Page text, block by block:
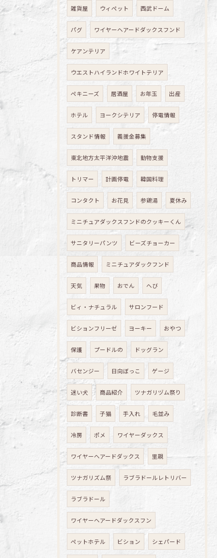
雑貨屋 ウィペット 西武ドーム
パグ ワイヤーヘアードダックスフンド
ケアンテリア
ウエストハイランドホワイトテリア
ペキニーズ 居酒屋 お年玉 出産
ホテル ヨークシテリア 停電情報
スタンド情報 義援金募集
東北地方太平洋沖地震 動物支援
トリマー 計画停電 韓国料理
コンタクト お花見 参鶏湯 夏休み
ミニチュアダックスフンドのクッキーくん
サニタリーパンツ ビーズチョーカー
商品情報 ミニチュアダックフンド
天気 果物 おでん へび
ビィ・ナチュラル サロンフード
ビションフリーゼ ヨーキー おやつ
保護 プードルの ドッグラン
バセンジー 日向ぼっこ ゲージ
迷い犬 商品紹介 ツナガリヅム祭り
診断書 子猫 手入れ 毛並み
冷房 ポメ ワイヤーダックス
ワイヤーヘアードダックス 里親
ツナガリズム祭 ラブラドールレトリバー
ラブラドール
ワイヤーヘアードダックスフン
ペットホテル ビション シェパード